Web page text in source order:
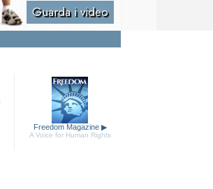
Guarda i video
Freedom Magazine ▶
A Voice for Human Rights